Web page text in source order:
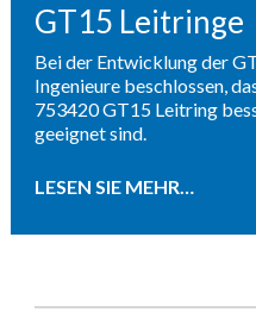
GT15 Leitringe
Bei der Entwicklung der
Ingenieure beschlossen,
753420 GT15 Leitring
geeignet sind.
LESEN SIE MEHR…